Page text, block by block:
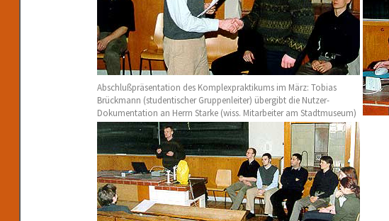
Abschlußpräsentation des Komplexpraktikums im März: Tobias
Brückmann (studentischer Gruppenleiter) übergibt die Nutzer-
Dokumentation an Herrn Starke (wiss. Mitarbeiter am Stadtmuseum)